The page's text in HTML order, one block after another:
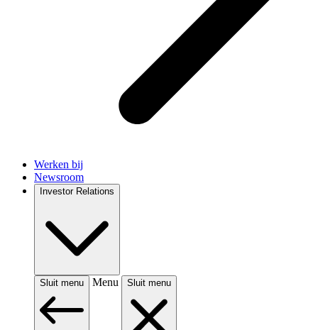
Werken bij
Newsroom
Investor Relations
Sluit menu Menu Sluit menu